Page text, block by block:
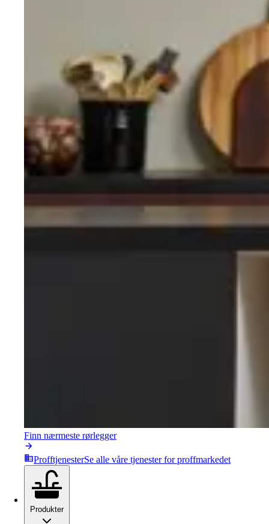
Finn nærmeste rørlegger
ProfftjenesterSe alle våre tjenester for proffmarkedet
Produkter